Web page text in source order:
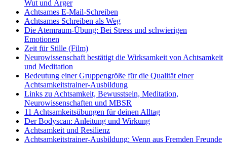
Wut und Ärger
Achtsames E-Mail-Schreiben
Achtsames Schreiben als Weg
Die Atemraum-Übung: Bei Stress und schwierigen
Emotionen
Zeit für Stille (Film)
Neurowissenschaft bestätigt die Wirksamkeit von Achtsamkeit
und Meditation
Bedeutung einer Gruppengröße für die Qualität einer
Achtsamkeitstrainer-Ausbildung
Links zu Achtsamkeit, Bewusstsein, Meditation,
Neurowissenschaften und MBSR
11 Achtsamkeitsübungen für deinen Alltag
Der Bodyscan: Anleitung und Wirkung
Achtsamkeit und Resilienz
Achtsamkeitstrainer-Ausbildung: Wenn aus Fremden Freunde